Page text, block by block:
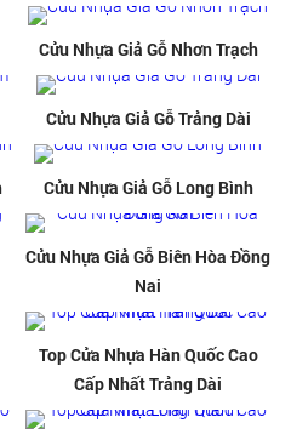
Cửu Nhựa Giả Gỗ Nhơn Trạch
Cửu Nhựa Giả Gỗ Trảng Dài
Cửu Nhựa Giả Gỗ Long Bình
Cửu Nhựa Giả Gỗ Biên Hòa Đồng
Nai
Top Cửa Nhựa Hàn Quốc Cao
Cấp Nhất Trảng Dài